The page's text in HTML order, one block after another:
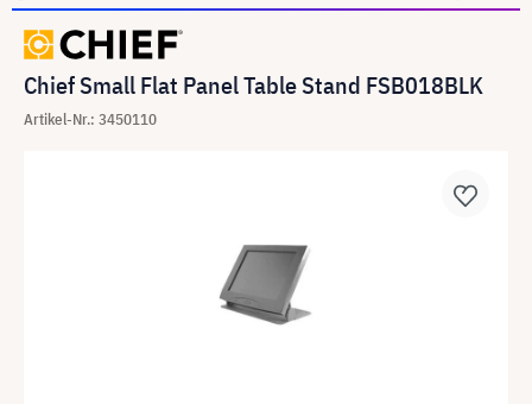
Chief Small Flat Panel Table Stand FSB018BLK
Artikel-Nr.: 3450110